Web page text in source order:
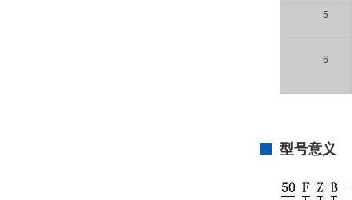
5
6
型号意义